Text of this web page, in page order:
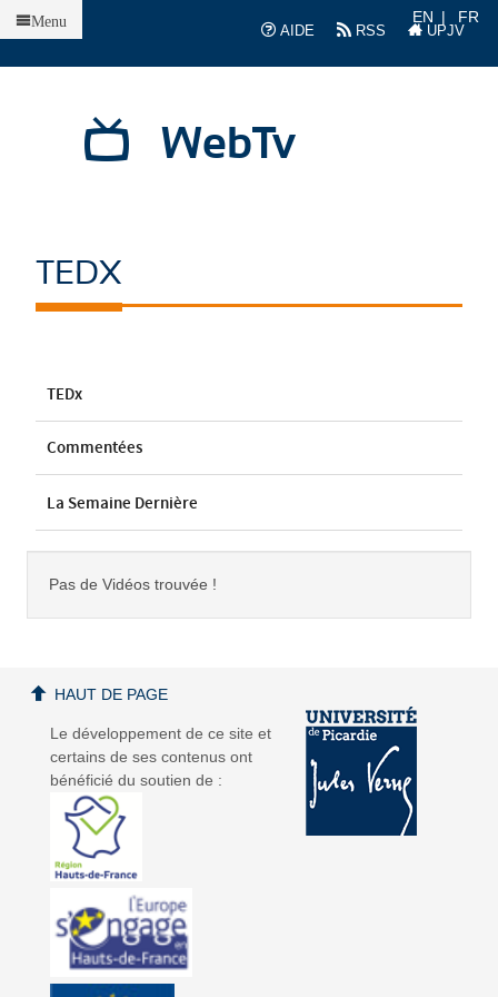
AIDE
RSS UPJV
EN FR
WebTv
Menu
TEDX
TEDx
Commentées
La Semaine Dernière
Pas de Vidéos trouvée !
Le développement de ce site et
certains de ses contenus ont
bénéficié du soutien de :
HAUT DE PAGE